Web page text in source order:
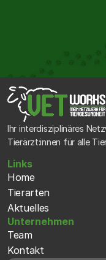
Ihr interdisziplinäres
Tierärzt:innen für alle
Links
Home
Tierarten
Aktuelles
Unternehmen
Team
Kontakt